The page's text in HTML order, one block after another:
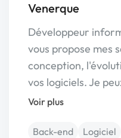
Venerque
Développeur
vous propose mes
conception,
vos logiciels. Je
Voir plus
Back-end Logiciel